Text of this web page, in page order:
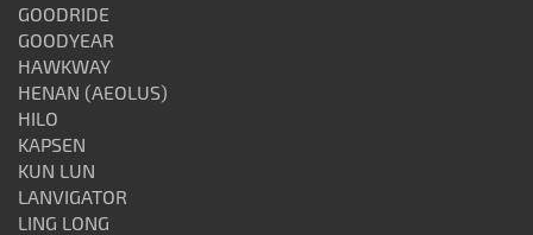
GOODRIDE
GOODYEAR
HAWKWAY
HENAN (AEOLUS)
HILO
KAPSEN
KUN LUN
LANVIGATOR
LING LONG